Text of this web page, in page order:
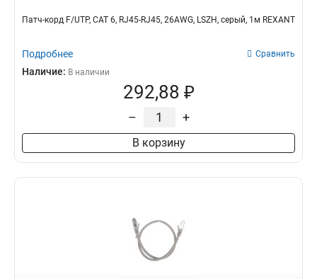
Патч-корд F/UTP, CAT 6, RJ45-RJ45, 26AWG, LSZH, серый, 1м REXANT
Подробнее Сравнить
Наличие: В наличии
292,88 ₽
– +
В корзину